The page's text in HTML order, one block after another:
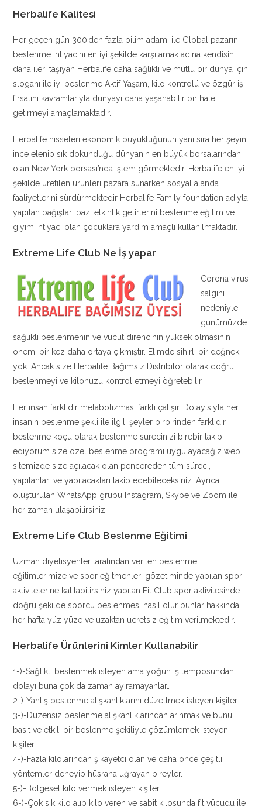
Herbalife Kalitesi
Her geçen gün 300’den fazla bilim adamı ile Global pazarın
beslenme ihtiyacını en iyi şekilde karşılamak adına kendisini
daha ileri taşıyan Herbalife daha sağlıklı ve mutlu bir dünya için
sloganı ile iyi beslenme Aktif Yaşam, kilo kontrolü ve özgür iş
fırsatını kavramlarıyla dünyayı daha yaşanabilir bir hale
getirmeyi amaçlamaktadır.
Herbalife hisseleri ekonomik büyüklüğünün yanı sıra her şeyin
ince elenip sık dokunduğu dünyanın en büyük borsalarından
olan New York borsası’nda işlem görmektedir. Herbalife en iyi
şekilde üretilen ürünleri pazara sunarken sosyal alanda
faaliyetlerini sürdürmektedir Herbalife Family foundation adıyla
yapılan bağışları bazı etkinlik gelirlerini beslenme eğitim ve
giyim ihtiyacı olan çocuklara yardım amaçlı kullanılmaktadır.
Extreme Life Club Ne İş yapar
Corona virüs
salgını
nedeniyle
günümüzde
sağlıklı beslenmenin ve vücut direncinin yüksek olmasının
önemi bir kez daha ortaya çıkmıştır. Elimde sihirli bir değnek
yok. Ancak size Herbalife Bağımsız Distribitör olarak doğru
beslenmeyi ve kilonuzu kontrol etmeyi öğretebilir.
Her insan farklıdır metabolizması farklı çalışır. Dolayısıyla her
insanın beslenme şekli ile ilgili şeyler birbirinden farklıdır
beslenme koçu olarak beslenme sürecinizi birebir takip
ediyorum size özel beslenme programı uygulayacağız web
sitemizde size açılacak olan pencereden tüm süreci,
yapılanları ve yapılacakları takip edebileceksiniz. Ayrıca
oluşturulan WhatsApp grubu Instagram, Skype ve Zoom ile
her zaman ulaşabilirsiniz.
Extreme Life Club Beslenme Eğitimi
Uzman diyetisyenler tarafından verilen beslenme
eğitimlerimize ve spor eğitmenleri gözetiminde yapılan spor
aktivitelerine katılabilirsiniz yapılan Fit Club spor aktivitesinde
doğru şekilde sporcu beslenmesi nasıl olur bunlar hakkında
her hafta yüz yüze ve uzaktan ücretsiz eğitim verilmektedir.
Herbalife Ürünlerini Kimler Kullanabilir
1-)-Sağlıklı beslenmek isteyen ama yoğun iş temposundan
dolayı buna çok da zaman ayıramayanlar…
2-)-Yanlış beslenme alışkanlıklarını düzeltmek isteyen kişiler…
3-)-Düzensiz beslenme alışkanlıklarından arınmak ve bunu
basit ve etkili bir beslenme şekiliyle çözümlemek isteyen
kişiler.
4-)-Fazla kilolarından şikayetci olan ve daha önce çeşitli
yöntemler deneyip hüsrana uğrayan bireyler.
5-)-Bölgesel kilo vermek isteyen kişiler.
6-)-Çok sık kilo alıp kilo veren ve sabit kilosunda fit vücudu ile